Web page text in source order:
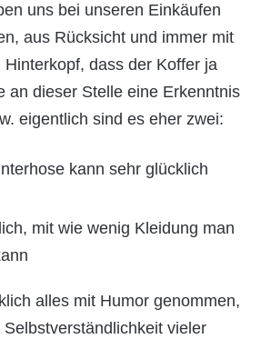
uns bei unseren Einkäufen
aus Rücksicht und immer mit
dass der Koffer ja
an dieser Stelle eine Erkenntnis
eigentlich sind es eher zwei:
kann sehr glücklich
mit wie wenig Kleidung man
alles mit Humor genommen,
vieler